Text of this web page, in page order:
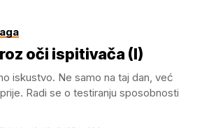
oči ispitivača (I)
iskustvo. Ne samo na taj dan, već
Radi se o testiranju sposobnosti